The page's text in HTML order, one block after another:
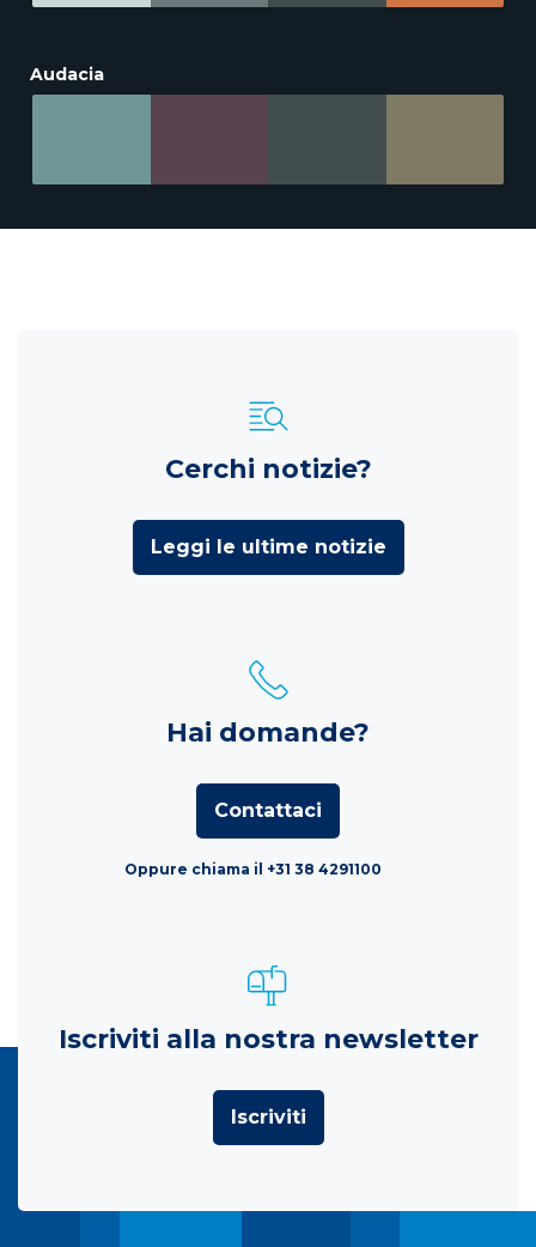
Audacia
Cerchi notizie?
Leggi le ultime notizie
Hai domande?
Contattaci
Oppure chiama il +31 38 4291100
Iscriviti alla nostra newsletter
Iscriviti